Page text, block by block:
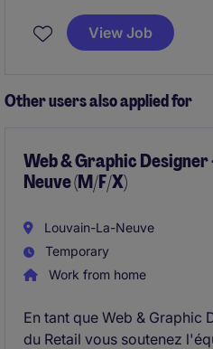
innovator, managing
department stores in
View Job
Other users also applied for
Web & Graphic
Neuve (M/F/X)
Louvain-La-Neuve
Temporary
Work from home
En tant que Web & Graphic
du Retail vous soutenez